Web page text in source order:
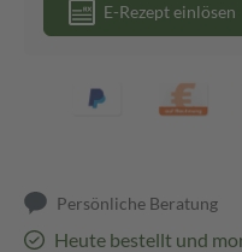
E-Rezept einlösen
Persönliche Beratung
Heute bestellt und